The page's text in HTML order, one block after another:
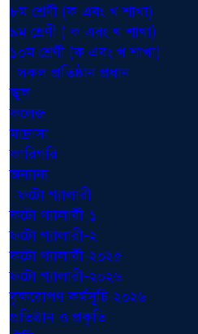
৮ম শ্রেণী (ক এবং খ শাখা)
৯ম শ্রেণী ( ক এবং খ শাখা)
১০ম শ্রেণী (ক এবং খ শাখা)
সকল প্রতিষ্ঠান প্রধান
স্কুল
কলেজ
মাদ্রাসা
কারিগরি
অন্যান্য
ফটো গ্যালারী
ফটো গ্যালারী-১
ফটো গ্যালারী-২
ফটো গ্যালারী-২০২৫
ফটো গ্যালারী-২০২৬
বৃক্ষরোপণ কর্মসূচি-২০২৬
প্রতিষ্ঠান ও প্রকৃতি